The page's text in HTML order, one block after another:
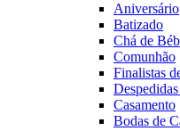
Aniversário
Batizado
Chá de
Comunhão
Finalistas
Casamento
Bodas de